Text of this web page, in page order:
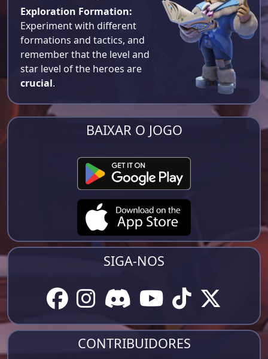
Exploration Formation:
Experiment with different
formations and tactics, and
remember that the level and
star level of the heroes are
crucial.
BAIXAR O JOGO
SIGA-NOS
CONTRIBUIDORES